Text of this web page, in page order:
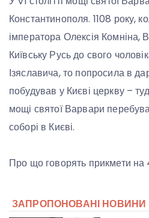
Константинополя. 1108 року,
імператора Олексія Комніна,
Київську Русь до свого
Ізяславича, то попросила в
побудував у Києві церкву –
мощі святої Варвари
соборі в Києві.
Про що говорять прикмети на